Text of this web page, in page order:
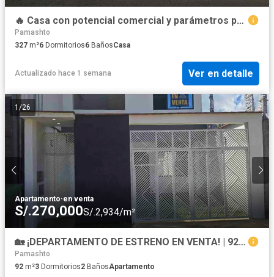
🔥 Casa con potencial comercial y parámetros para 5 pisos | Partido Alto – Tarapoto
Pamashto
327 m²6 Dormitorios6 BañosCasa
Actualizado hace 1 semana Ver en detalle
1 /26
Apartamento·en venta
S/.270,000S/.2,934/m²
🏡 ¡DEPARTAMENTO DE ESTRENO EN VENTA! | 92 m² | 3 Dormitorios | S/270,000 | Tarapoto
Pamashto
92 m²3 Dormitorios2 BañosApartamento